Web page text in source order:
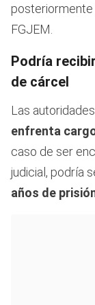
FGJEM.
Podría
de cárcel
Las
enfrenta
caso de ser
judicial, podría
años de